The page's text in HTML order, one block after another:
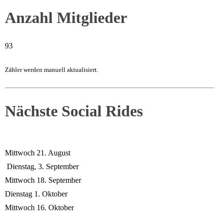
Anzahl Mitglieder
93
Zähler werden manuell aktualisiert.
Nächste Social Rides
Mittwoch 21. August
Dienstag, 3. September
Mittwoch 18. September
Dienstag 1. Oktober
Mittwoch 16. Oktober